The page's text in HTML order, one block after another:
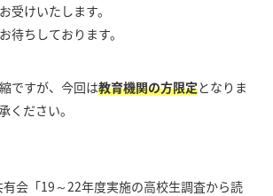
受けいたします。
待ちしております。
ですが、今回は教育機関の方限定となりま
ください。
会「19～22年度実施の高校生調査から読